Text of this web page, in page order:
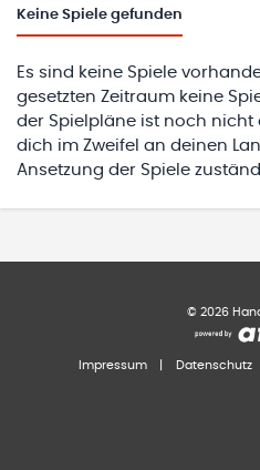
Keine Spiele gefunden
Es sind keine Spiele
gesetzten Zeitraum keine
der Spielpläne ist noch nicht
dich im Zweifel an deinen
Ansetzung der Spiele
© 2026
Impressum Datenschutz